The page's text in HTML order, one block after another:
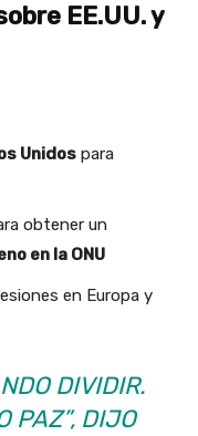
EE.UU. y
Unidos para
obtener un
en la ONU
en Europa y
DIVIDIR.
PAZ”, DIJO